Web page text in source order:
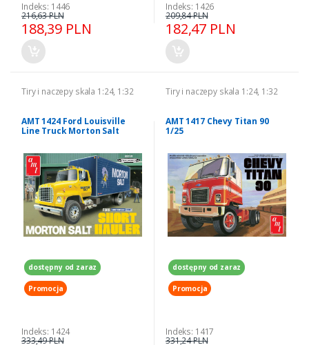
Indeks: 1446
188,39 PLN
216,63 PLN
Indeks: 1426
182,47 PLN
209,84 PLN
Tiry i naczepy skala 1:24, 1:32
AMT 1424 Ford Louisville
Line Truck Morton Salt
dostępny od zaraz
Promocja
Indeks: 1424
333,49 PLN
Tiry i naczepy skala 1:24, 1:32
AMT 1417 Chevy Titan 90
1/25
dostępny od zaraz
Promocja
Indeks: 1417
331,24 PLN